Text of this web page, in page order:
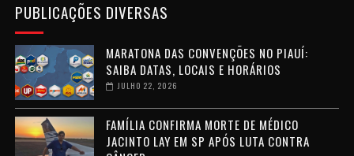
PUBLICAÇÕES DIVERSAS
MARATONA DAS CONVENÇÕES NO PIAUÍ:
SAIBA DATAS, LOCAIS E HORÁRIOS
JULHO 22, 2026
FAMÍLIA CONFIRMA MORTE DE MÉDICO
JACINTO LAY EM SP APÓS LUTA CONTRA